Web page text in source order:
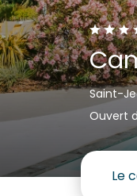
Saint-
Ouvert
Le